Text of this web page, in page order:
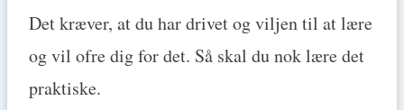
Det kræver, at du har drivet og viljen til at lære
og vil ofre dig for det. Så skal du nok lære det
praktiske.